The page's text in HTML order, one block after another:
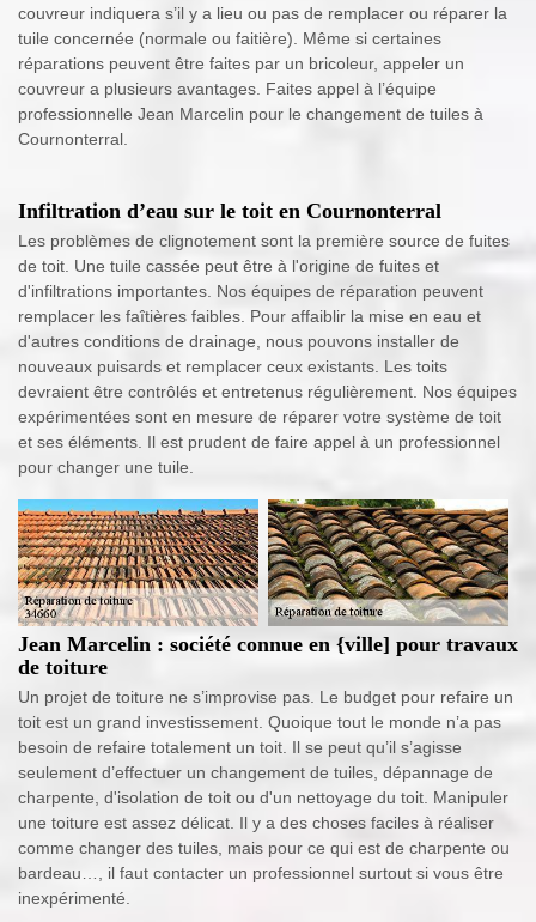
couvreur indiquera s’il y a lieu ou pas de remplacer ou réparer la
tuile concernée (normale ou faitière). Même si certaines
réparations peuvent être faites par un bricoleur, appeler un
couvreur a plusieurs avantages. Faites appel à l’équipe
professionnelle Jean Marcelin pour le changement de tuiles à
Cournonterral.
Infiltration d’eau sur le toit en Cournonterral
Les problèmes de clignotement sont la première source de fuites
de toit. Une tuile cassée peut être à l'origine de fuites et
d'infiltrations importantes. Nos équipes de réparation peuvent
remplacer les faîtières faibles. Pour affaiblir la mise en eau et
d'autres conditions de drainage, nous pouvons installer de
nouveaux puisards et remplacer ceux existants. Les toits
devraient être contrôlés et entretenus régulièrement. Nos équipes
expérimentées sont en mesure de réparer votre système de toit
et ses éléments. Il est prudent de faire appel à un professionnel
pour changer une tuile.
Jean Marcelin : société connue en {ville] pour travaux
de toiture
Un projet de toiture ne s’improvise pas. Le budget pour refaire un
toit est un grand investissement. Quoique tout le monde n’a pas
besoin de refaire totalement un toit. Il se peut qu’il s’agisse
seulement d’effectuer un changement de tuiles, dépannage de
charpente, d'isolation de toit ou d'un nettoyage du toit. Manipuler
une toiture est assez délicat. Il y a des choses faciles à réaliser
comme changer des tuiles, mais pour ce qui est de charpente ou
bardeau…, il faut contacter un professionnel surtout si vous être
inexpérimenté.